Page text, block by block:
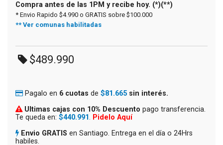
Compra antes de las 1PM y recibe hoy. (*)(**)
* Envio Rapido $4.990 o GRATIS sobre $100.000
** Ver comunas habilitadas
$489.990
Pagalo en 6 cuotas de $81.665 sin interés.
Ultimas cajas con 10% Descuento pago transferencia.
Te queda en: $440.991. Pidelo Aquí
Envio GRATIS en Santiago. Entrega en el día o 24Hrs
habiles.